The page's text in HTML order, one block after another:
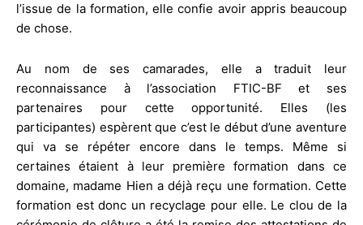
l’issue de la formation, elle confie avoir appris beaucoup
de chose.
Au nom de ses camarades, elle a traduit leur
reconnaissance à l’association FTIC-BF et ses
partenaires pour cette opportunité. Elles (les
participantes) espèrent que c’est le début d’une aventure
qui va se répéter encore dans le temps. Même si
certaines étaient à leur première formation dans ce
domaine, madame Hien a déjà reçu une formation. Cette
formation est donc un recyclage pour elle. Le clou de la